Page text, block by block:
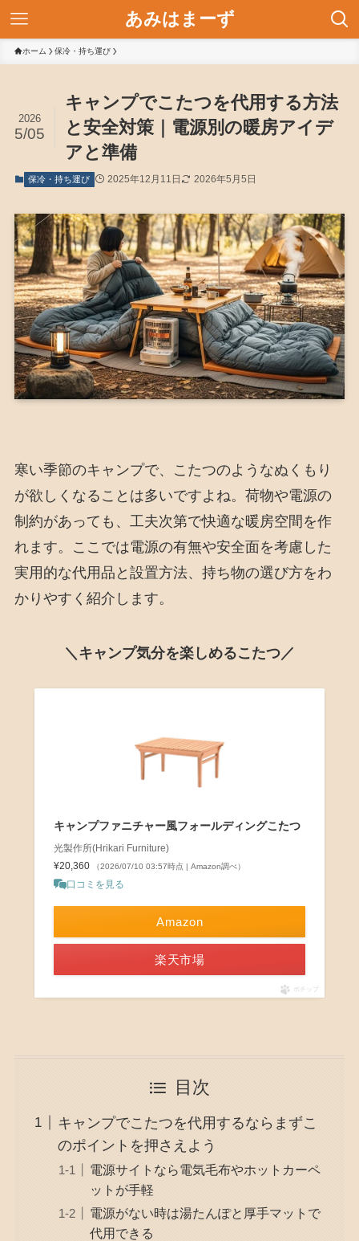
あみはまーず
ホーム 保冷・持ち運び
キャンプでこたつを代用する方法
と安全対策｜電源別の暖房アイデ
アと準備
2026
5/05
保冷・持ち運び 2025年12月11日 2026年5月5日
寒い季節のキャンプで、こたつのようなぬくもり
が欲しくなることは多いですよね。荷物や電源の
制約があっても、工夫次第で快適な暖房空間を作
れます。ここでは電源の有無や安全面を考慮した
実用的な代用品と設置方法、持ち物の選び方をわ
かりやすく紹介します。
＼キャンプ気分を楽しめるこたつ／
キャンプファニチャー風フォールディングこたつ
光製作所(Hrikari Furniture)
¥20,360
（2026/07/10 03:57時点 | Amazon調べ）
口コミを見る
Amazon
楽天市場
ポチップ
目次
キャンプでこたつを代用するならまずこ
のポイントを押さえよう
電源サイトなら電気毛布やホットカーペ
ットが手軽
電源がない時は湯たんぽと厚手マットで
代用できる